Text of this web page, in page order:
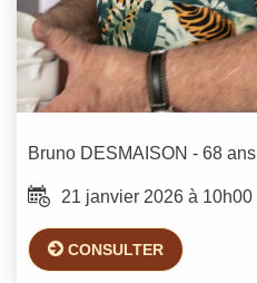
Bruno DESMAISON - 68 ans
21 janvier 2026 à 10h00
CONSULTER